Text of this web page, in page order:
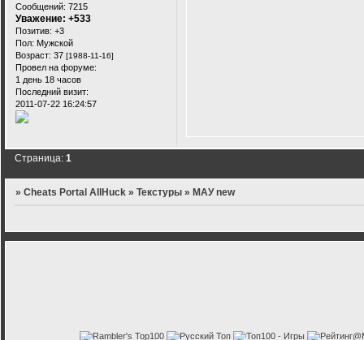
Сообщений: 7215
Уважение: +533
Позитив: +3
Пол: Мужской
Возраст: 37 [1988-11-16]
Провел на форуме:
1 день 18 часов
Последний визит:
2011-07-22 16:24:57
Страница:1
»Cheats Portal AllHuck »Текстуры » МАУ new